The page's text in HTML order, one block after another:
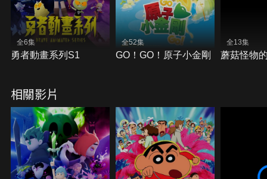
全6集
勇者動畫系列S1
全52集
GO！GO！原子小金剛
全13集
蘑菇怪物
相關影片